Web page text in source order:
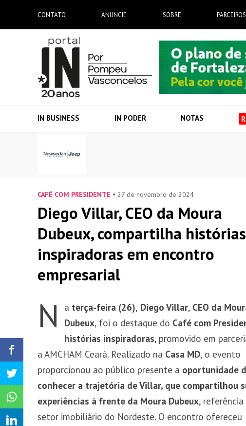
CONTATO ANUNCIE SOBRE PARCEIROS
IN BUSINESS IN PODER NOTAS
CAFÉ COM PRESIDENTE 27 de novembro de 2024
Diego Villar, CEO da Moura
Dubeux, compartilha histórias
inspiradoras em encontro
empresarial
N a terça-feira (26), Diego Villar, CEO da
Dubeux, foi o destaque do Café com
histórias inspiradoras, promovido em
a AMCHAM Ceará. Realizado na Casa MD, o evento
proporcionou ao público presente a oportunidade
conhecer a trajetória de Villar, que compartilhou
experiências à frente da Moura Dubeux, referência
setor imobiliário do Nordeste. O encontro ofereceu